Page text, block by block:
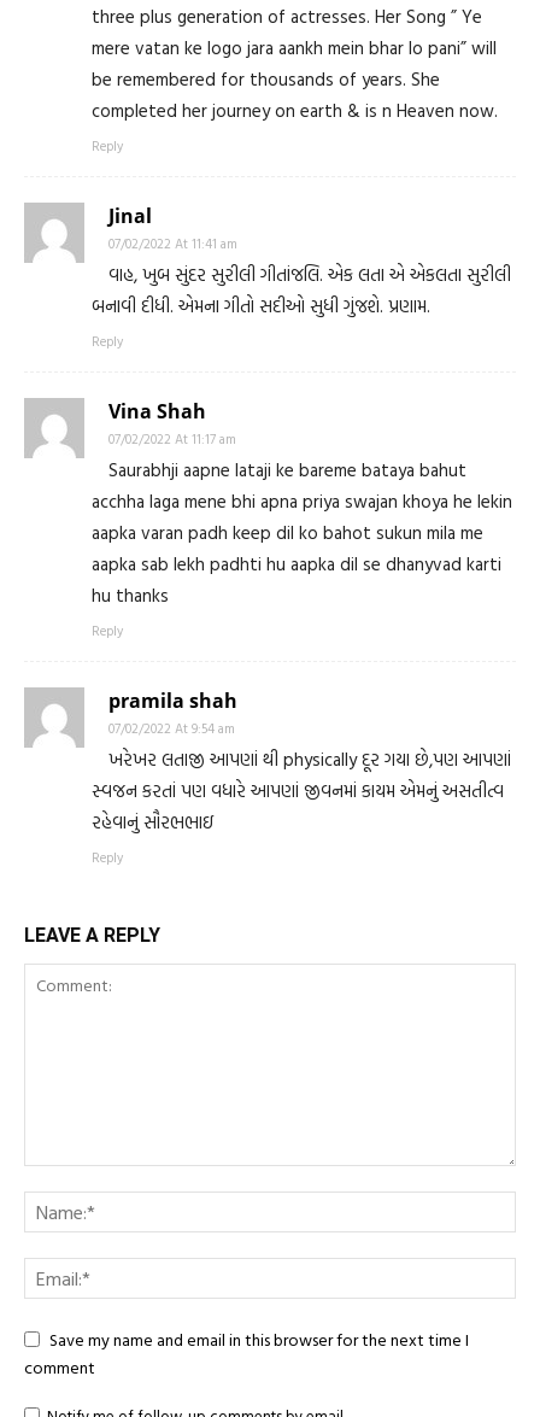
three plus generation of actresses. Her Song ” Ye
mere vatan ke logo jara aankh mein bhar lo pani” will
be remembered for thousands of years. She
completed her journey on earth & is n Heaven now.
Reply
Jinal
07/02/2022 At 11:41 am
વાહ, ખુબ સુંદર સુરીલી ગીતાંજલિ. એક લતા એ એકલતા સુરીલી
બનાવી દીધી. એમના ગીતો સદીઓ સુધી ગુંજશે. પ્રણામ.
Reply
Vina Shah
07/02/2022 At 11:17 am
Saurabhji aapne lataji ke bareme bataya bahut
acchha laga mene bhi apna priya swajan khoya he lekin
aapka varan padh keep dil ko bahot sukun mila me
aapka sab lekh padhti hu aapka dil se dhanyvad karti
hu thanks
Reply
pramila shah
07/02/2022 At 9:54 am
ખરેખર લતાજી આપણાં થી physically દૂર ગયા છે,પણ આપણાં
સ્વજન કરતાં પણ વધારે આપણાં જીવનમાં કાયમ એમનું અસતીત્વ
રહેવાનું સૌરભભાઇ
Reply
LEAVE A REPLY
Save my name and email in this browser for the next time I
comment